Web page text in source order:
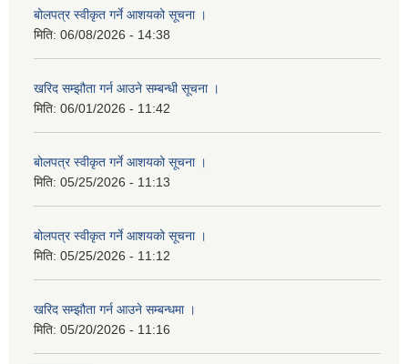
बोलपत्र स्वीकृत गर्ने आशयको सूचना ।
मिति: 06/08/2026 - 14:38
खरिद सम्झौता गर्न आउने सम्बन्धी सूचना ।
मिति: 06/01/2026 - 11:42
बोलपत्र स्वीकृत गर्ने आशयको सूचना ।
मिति: 05/25/2026 - 11:13
बोलपत्र स्वीकृत गर्ने आशयको सूचना ।
मिति: 05/25/2026 - 11:12
खरिद सम्झौता गर्न आउने सम्बन्धमा ।
मिति: 05/20/2026 - 11:16